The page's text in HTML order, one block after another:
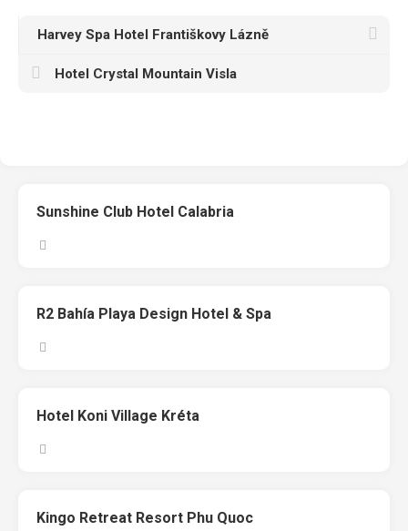
Harvey Spa Hotel Františkovy Lázně
Hotel Crystal Mountain Visla
Sunshine Club Hotel Calabria
R2 Bahía Playa Design Hotel & Spa
Hotel Koni Village Kréta
Kingo Retreat Resort Phu Quoc